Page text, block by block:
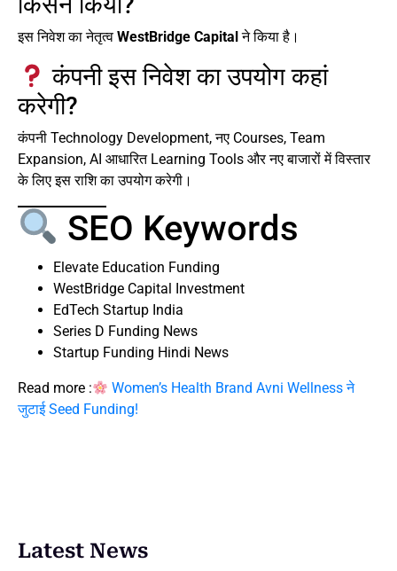
इस निवेश का नेतृत्व WestBridge Capital ने किया है।
कंपनी इस निवेश का उपयोग कहां
करेगी?
कंपनी Technology Development, नए Courses, Team
Expansion, AI आधारित Learning Tools और नए बाजारों में विस्तार
के लिए इस राशि का उपयोग करेगी।
SEO Keywords
Elevate Education Funding
WestBridge Capital Investment
EdTech Startup India
Series D Funding News
Startup Funding Hindi News
Read more :
Women’s Health Brand Avni Wellness ने
जुटाई Seed Funding!
Latest News